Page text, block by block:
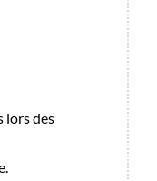
lors des